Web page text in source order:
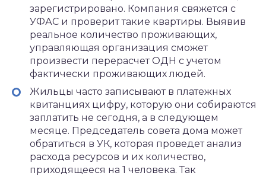
зарегистрировано. Компания свяжется с
УФАС и проверит такие квартиры. Выявив
реальное количество проживающих,
управляющая организация сможет
произвести перерасчет ОДН с учетом
фактически проживающих людей.
Жильцы часто записывают в платежных
квитанциях цифру, которую они собираются
заплатить не сегодня, а в следующем
месяце. Председатель совета дома может
обратиться в УК, которая проведет анализ
расхода ресурсов и их количество,
приходящееся на 1 человека. Так